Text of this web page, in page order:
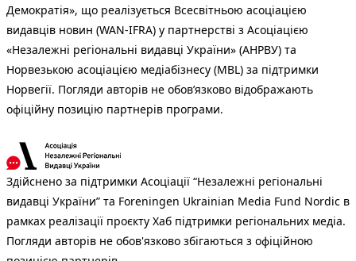
Демократія», що реалізується Всесвітньою асоціацією
видавців новин (WAN-IFRA) у партнерстві з Асоціацією
«Незалежні регіональні видавці України» (АНРВУ) та
Норвезькою асоціацією медіабізнесу (MBL) за підтримки
Норвегії. Погляди авторів не обов’язково відображають
офіційну позицію партнерів програми.
Здійснено за підтримки Асоціації “Незалежні регіональні
видавці України” та Foreningen Ukrainian Media Fund Nordic в
рамках реалізації проєкту Хаб підтримки регіональних медіа.
Погляди авторів не обов'язково збігаються з офіційною